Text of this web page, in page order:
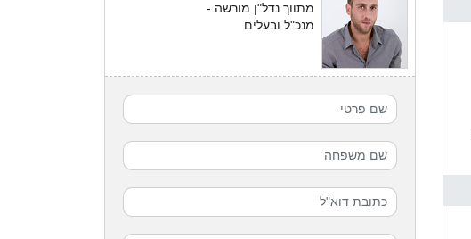
מתווך נדל"ן מורשה -
מנכ"ל ובעלים